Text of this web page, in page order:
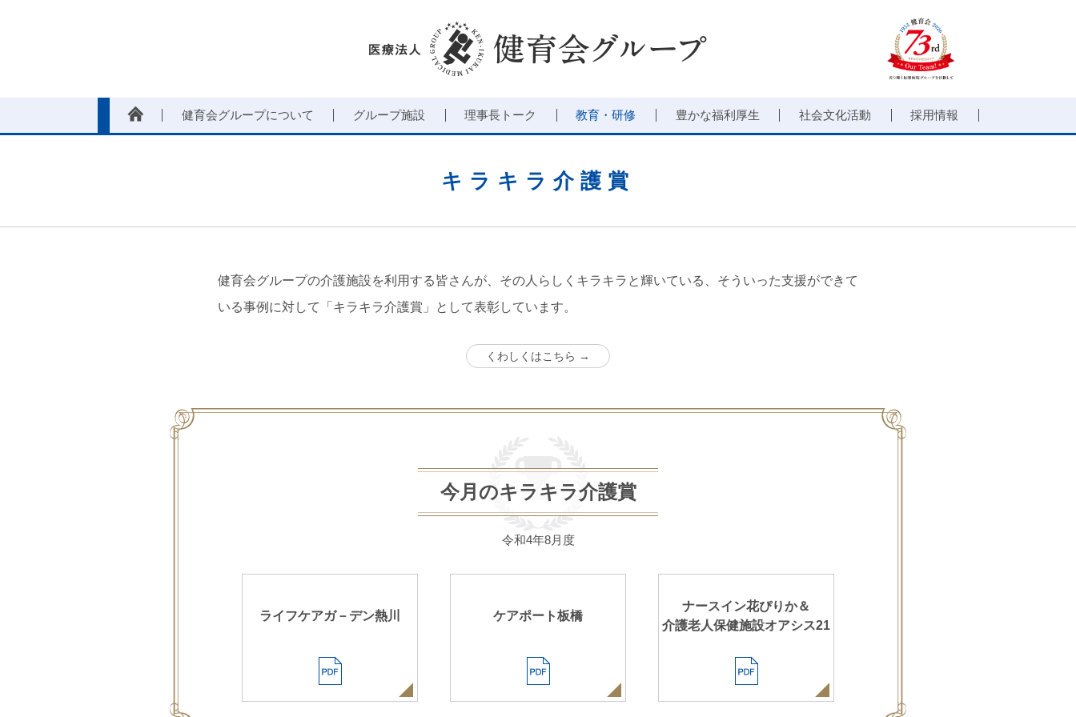
健育会グループについて グループ施設 理事長トーク 教育・研修 豊かな福利厚生 社会文化活動 採用情報
キラキラ介護賞
健育会グループの介護施設を利用する皆さんが、その人らしくキラキラと輝いている、そういった支援ができて
いる事例に対して「キラキラ介護賞」として表彰しています。
くわしくはこちら →
今月のキラキラ介護賞
令和4年8月度
ライフケアガ－デン熱川 ケアポート板橋
ナースイン花ぴりか＆
介護老人保健施設オアシス21